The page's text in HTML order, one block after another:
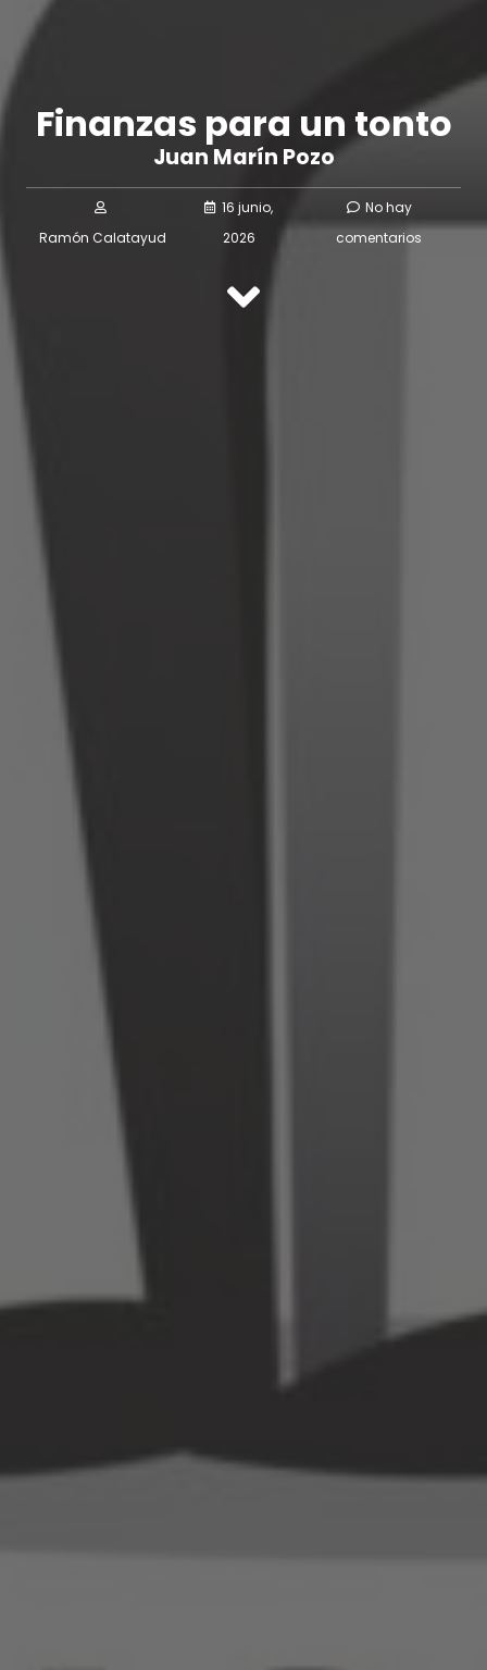
Finanzas para un tonto
Juan Marín Pozo
Ramón Calatayud
16 junio,
2026
No hay
comentarios